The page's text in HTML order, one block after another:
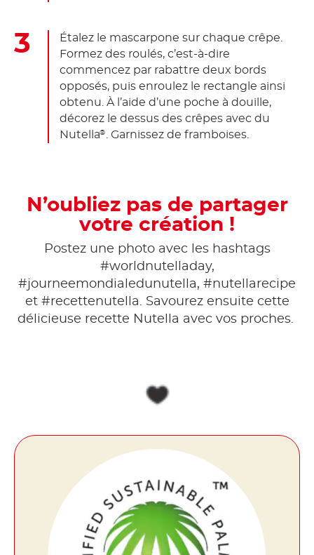
Étalez le mascarpone sur chaque crêpe.
Formez des roulés, c’est-à-dire
commencez par rabattre deux bords
opposés, puis enroulez le rectangle ainsi
obtenu. À l’aide d’une poche à douille,
décorez le dessus des crêpes avec du
Nutella® . Garnissez de framboises.
N’oubliez pas de partager
votre création !
Postez une photo avec les hashtags
#worldnutelladay,
#journeemondialedunutella, #nutellarecipe
et #recettenutella. Savourez ensuite cette
délicieuse recette Nutella avec vos proches.